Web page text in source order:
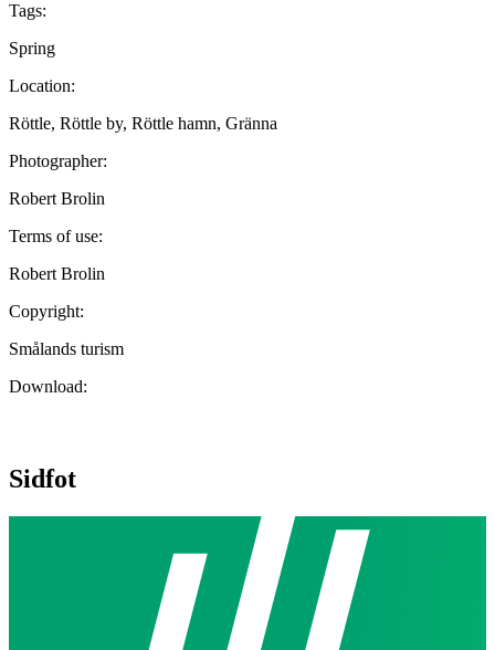
Tags:
Spring
Location:
Röttle, Röttle by, Röttle hamn, Gränna
Photographer:
Robert Brolin
Terms of use:
Robert Brolin
Copyright:
Smålands turism
Download:
Sidfot